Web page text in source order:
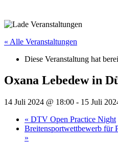
« Alle Veranstaltungen
Diese Veranstaltung hat
Oxana Lebedew in
14 Juli 2024 @ 18:00 - 15 Juli
« DTV Open Practice Night
Breitensportwettbewerb für
»